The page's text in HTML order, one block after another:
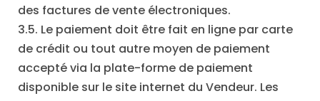
des factures de vente électroniques.
3.5. Le paiement doit être fait en ligne par carte
de crédit ou tout autre moyen de paiement
accepté via la plate-forme de paiement
disponible sur le site internet du Vendeur. Les